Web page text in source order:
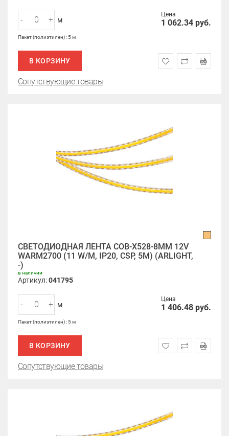
Цена
1 062.34 руб.
- + м
Пакет (полиэтилен) : 5 м
В КОРЗИНУ
Сопутствующие товары
СВЕТОДИОДНАЯ ЛЕНТА COB-X528-8MM 12V
WARM2700 (11 W/M, IP20, CSP, 5M) (ARLIGHT,
-)
в наличии
Артикул:041795
Цена
1 406.48 руб.
- + м
Пакет (полиэтилен) : 5 м
В КОРЗИНУ
Сопутствующие товары